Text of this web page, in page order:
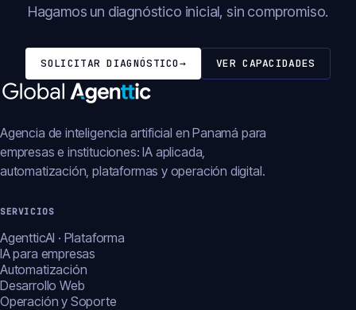
Hagamos un diagnóstico inicial, sin compromiso.
SOLICITAR DIAGNÓSTICO→ VER CAPACIDADES
Agencia de inteligencia artificial en Panamá para
empresas e instituciones: IA aplicada,
automatización, plataformas y operación digital.
SERVICIOS
AgentticAI · Plataforma
IA para empresas
Automatización
Desarrollo Web
Operación y Soporte